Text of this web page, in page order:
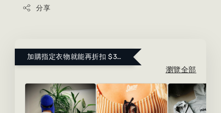
分享
加購指定衣物就能再折扣 $300 ！點這裡看更多～
瀏覽全部